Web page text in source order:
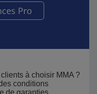
Pro
à choisir MMA ?
conditions
de garanties